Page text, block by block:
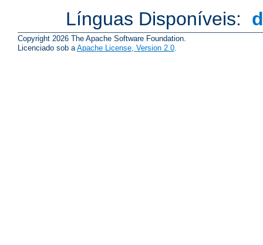
Línguas Disponíveis:
Copyright 2026 The Apache Software Foundation.
Licenciado sob aApache License, Version 2.0.